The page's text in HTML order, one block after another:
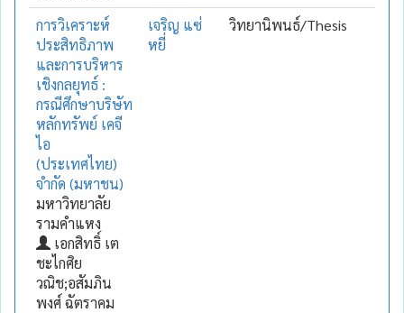
การวิเคราะห์
ประสิทธิภาพ
และการบริหาร
เชิงกลยุทธ์ :
กรณีศึกษาบริษัท
หลักทรัพย์ เคจี
ไอ
(ประเทศไทย)
จำกัด (มหาชน)
มหาวิทยาลัย
รามคำแหง
เอกสิทธิ์ เต
ชะไกศิย
วณิช;อสัมภิน
พงศ์ ฉัตราคม
เจริญ แซ่
หยี่
วิทยานิพนธ์/Thesis